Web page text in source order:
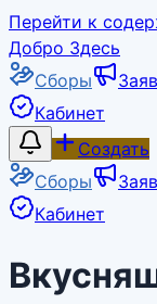
Перейти к
Добро Здесь
Сборы
Кабинет
Создать
Сборы
Кабинет